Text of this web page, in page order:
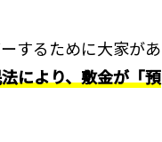
するために大家があ
により、敷金が「預